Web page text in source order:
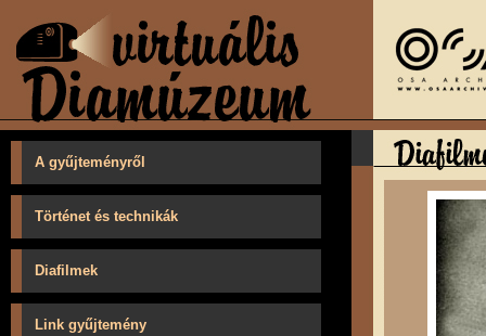
A gyűjteményről
Történet és technikák
Diafilmek
Link gyűjtemény